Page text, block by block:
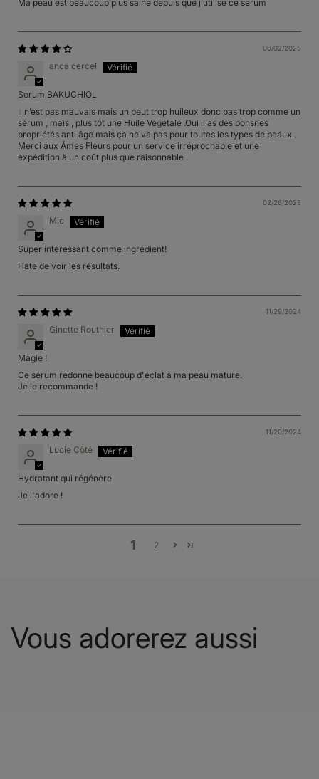
Ma peau est beaucoup plus saine depuis que j’utilise ce serum
06/02/2025
anca cercel
Serum BAKUCHIOL
Il n’est pas mauvais mais un peut trop huileux donc pas trop comme un
sérum , mais , plus tôt une Huile Végétale .Oui il as des bonsnes
propriétés anti âge mais ça ne va pas pour toutes les types de peaux .
Merci aux Âmes Fleurs pour un service irréprochable et une
expédition à un coût plus que raisonnable .
02/26/2025
Mic
Super intéressant comme ingrédient!
Hâte de voir les résultats.
11/29/2024
Ginette Routhier
Magie !
Ce sérum redonne beaucoup d'éclat à ma peau mature.
Je le recommande !
11/20/2024
Lucie Côté
Hydratant qui régénère
Je l'adore !
1 2
Vous adorerez aussi